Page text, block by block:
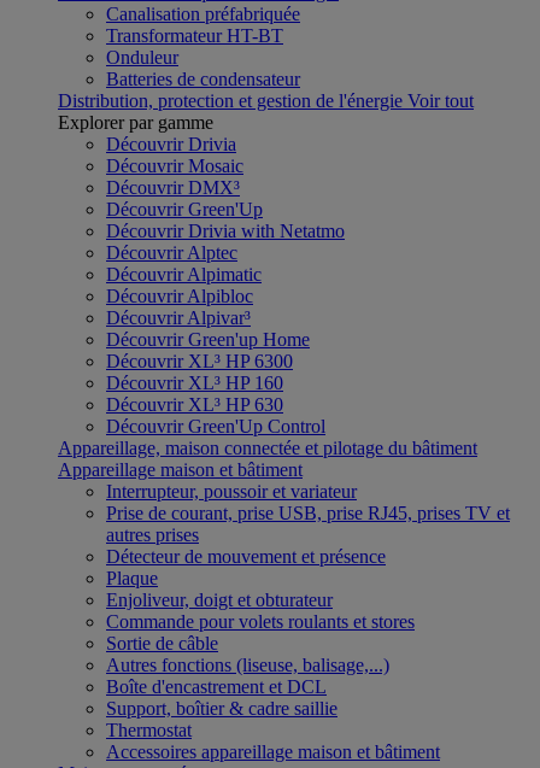
Canalisation préfabriquée
Transformateur HT-BT
Onduleur
Batteries de condensateur
Distribution, protection et gestion de l'énergie Voir tout
Explorer par gamme
Découvrir Drivia
Découvrir Mosaic
Découvrir DMX³
Découvrir Green'Up
Découvrir Drivia with Netatmo
Découvrir Alptec
Découvrir Alpimatic
Découvrir Alpibloc
Découvrir Alpivar³
Découvrir Green'up Home
Découvrir XL³ HP 6300
Découvrir XL³ HP 160
Découvrir XL³ HP 630
Découvrir Green'Up Control
Appareillage, maison connectée et pilotage du bâtiment
Appareillage maison et bâtiment
Interrupteur, poussoir et variateur
Prise de courant, prise USB, prise RJ45, prises TV et
autres prises
Détecteur de mouvement et présence
Plaque
Enjoliveur, doigt et obturateur
Commande pour volets roulants et stores
Sortie de câble
Autres fonctions (liseuse, balisage,...)
Boîte d'encastrement et DCL
Support, boîtier & cadre saillie
Thermostat
Accessoires appareillage maison et bâtiment